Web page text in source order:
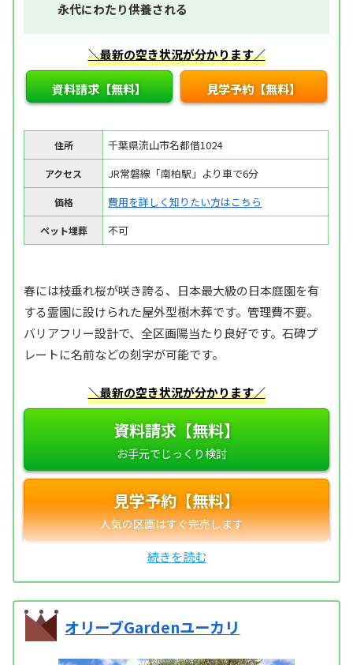
永代にわたり供養される
＼最新の空き状況が分かります／
資料請求【無料】 見学予約【無料】
住所 千葉県流山市名都借1024
アクセス JR常磐線「南柏駅」より車で6分
価格 費用を詳しく知りたい方はこちら
ペット埋葬 不可
春には枝垂れ桜が咲き誇る、日本最大級の日本庭園を有
する霊園に設けられた屋外型樹木葬です。管理費不要。
バリアフリー設計で、全区画陽当たり良好です。石碑プ
レートに名前などの刻字が可能です。
＼最新の空き状況が分かります／
資料請求【無料】
見学予約【無料】
オリーブGardenユーカリ